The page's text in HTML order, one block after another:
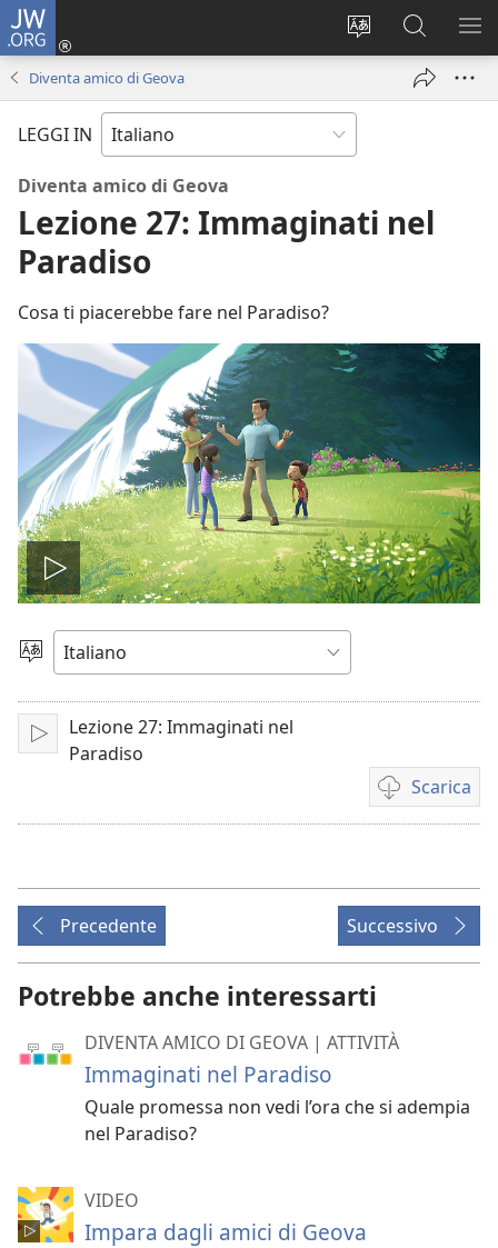
JW.ORG
Modificare
Accedi
(apre
finestra)
Cerca
in
JW.ORG
Diventa amico di Geova
LEGGI IN
Diventa amico di Geova
Lezione 27: Immaginati nel
Paradiso
Cosa ti piacerebbe fare nel Paradiso?
Play
Scegli
lingua
Play
Lezione 27: Immaginati nel
Paradiso
Scarica
Opzioni
per
dei
video
Precedente Successivo
Potrebbe anche interessarti
DIVENTA AMICO DI GEOVA | ATTIVITÀ
Immaginati nel Paradiso
Quale promessa non vedi l’ora che si adempia
nel Paradiso?
VIDEO
Impara dagli amici di Geova